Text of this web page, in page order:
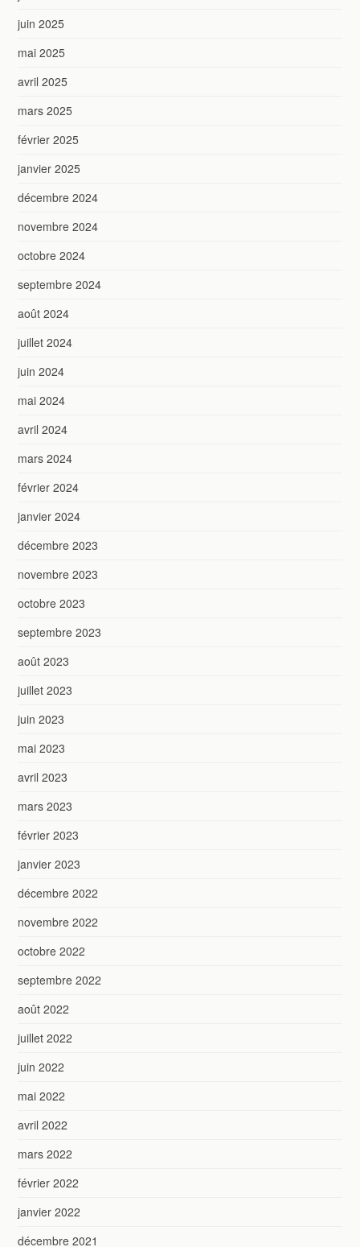
juin 2025
mai 2025
avril 2025
mars 2025
février 2025
janvier 2025
décembre 2024
novembre 2024
octobre 2024
septembre 2024
août 2024
juillet 2024
juin 2024
mai 2024
avril 2024
mars 2024
février 2024
janvier 2024
décembre 2023
novembre 2023
octobre 2023
septembre 2023
août 2023
juillet 2023
juin 2023
mai 2023
avril 2023
mars 2023
février 2023
janvier 2023
décembre 2022
novembre 2022
octobre 2022
septembre 2022
août 2022
juillet 2022
juin 2022
mai 2022
avril 2022
mars 2022
février 2022
janvier 2022
décembre 2021